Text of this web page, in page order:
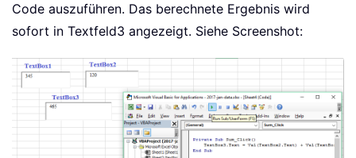
Code auszuführen. Das berechnete Ergebnis wird
sofort in Textfeld3 angezeigt. Siehe Screenshot: